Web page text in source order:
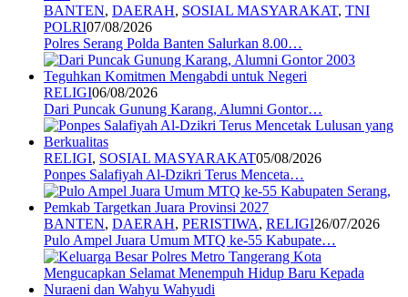
BANTEN, DAERAH, SOSIAL MASYARAKAT, TNI
POLRI07/08/2026
Polres Serang Polda Banten Salurkan 8.00…
RELIGI06/08/2026
Dari Puncak Gunung Karang, Alumni Gontor…
RELIGI, SOSIAL MASYARAKAT05/08/2026
Ponpes Salafiyah Al-Dzikri Terus Menceta…
BANTEN, DAERAH, PERISTIWA, RELIGI26/07/2026
Pulo Ampel Juara Umum MTQ ke-55 Kabupate…